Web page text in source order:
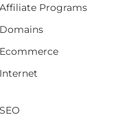
Programs